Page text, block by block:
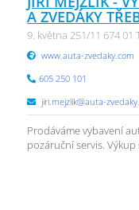
A ZVEDÁKY
9. května 251/11 674 01
www.auta-zvedaky.com
605 250 101
jiri.mejzlik@auta-
Prodáváme vybavení
pozáruční servis.